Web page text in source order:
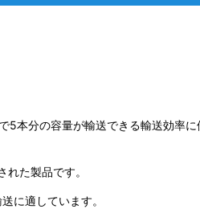
5本分の容量が輸送できる輸送効率
た製品です。
に適しています。